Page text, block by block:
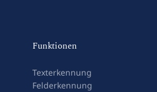
Funktionen
Texterkennung
Felderkennung